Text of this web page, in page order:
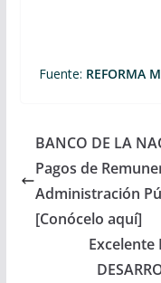
Fuente: REFORMA
BANCO DE LA
Pagos de
Administración
[Conócelo aquí]
Excelente